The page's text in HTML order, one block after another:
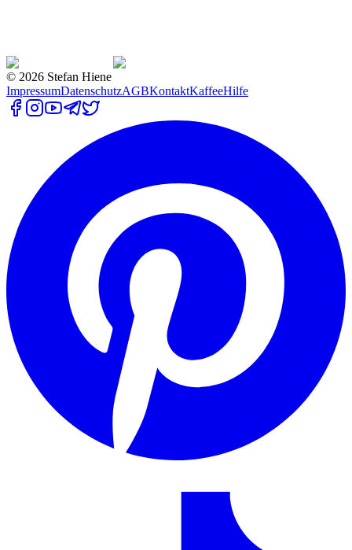
© 2026 Stefan Hiene
ImpressumDatenschutzAGBKontaktKaffeeHilfe